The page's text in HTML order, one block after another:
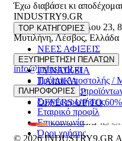
Έχω διαβάσει κι
INDUSTRY9.GR
Ελευθέριου Βενιζέλου 23,
Μυτιλήνη,Λέσβος,Ελλάδα
22510 55629
info@industry9.gr
TOP ΚΑΤΗΓΟΡΙΕΣ
ΝΕΕΣ ΑΦΙΞΕΙΣ
ΑΝΔΡΙΚΑ
ΓΥΝΑΙΚΕΙΑ
ΠΑΙΔΙΚΑ
ΑΞΕΣΟΥΑΡ
OFFERS UP TO 60%
ΕΞΥΠΗΡΕΤΗΣΗ ΠΕΛΑΤΩΝ
Τρόποι Αποστολής /
Επιστροφές
Συχνές ερωτήσεις
ΠΛΗΡΟΦΟΡΙΕΣ
Εταιρικό προφίλ
Επικοινωνία
Όροι χρήσης
© 2026INDUSTRY9.GR